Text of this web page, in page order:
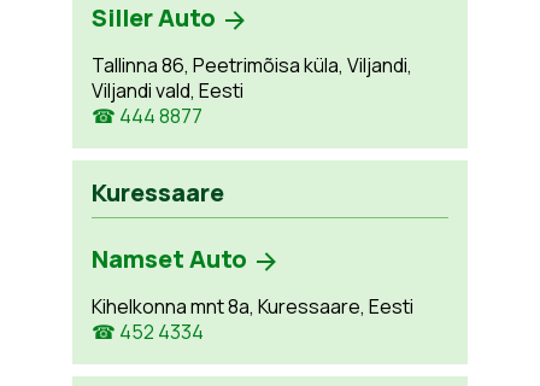
Siller Auto
Tallinna 86, Peetrimõisa küla, Viljandi,
Viljandi vald, Eesti
☎ 444 8877
Kuressaare
Namset Auto
Kihelkonna mnt 8a, Kuressaare, Eesti
☎ 452 4334